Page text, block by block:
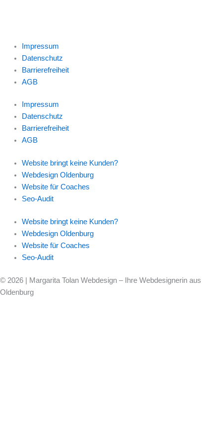
Impressum
Datenschutz
Barrierefreiheit
AGB
Impressum
Datenschutz
Barrierefreiheit
AGB
Website bringt keine Kunden?
Webdesign Oldenburg
Website für Coaches
Seo-Audit
Website bringt keine Kunden?
Webdesign Oldenburg
Website für Coaches
Seo-Audit
© 2026 | Margarita Tolan Webdesign – Ihre Webdesignerin aus
Oldenburg